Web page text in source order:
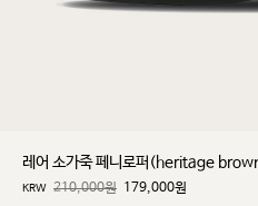
레어 소가죽 페니로퍼(heritage
KRW 210,000원 179,000원